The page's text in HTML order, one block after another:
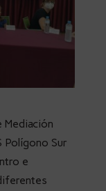
Mediación
Polígono Sur
e